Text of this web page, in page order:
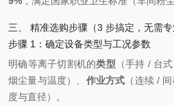
三、 精准选购步骤（3 步搞定，无需专
步骤 1：确定设备类型与工况参数
明确等离子切割机的类型 （手持 / 台
烟尘量与温度）、 作业方式 （连续 /
度与直径）。